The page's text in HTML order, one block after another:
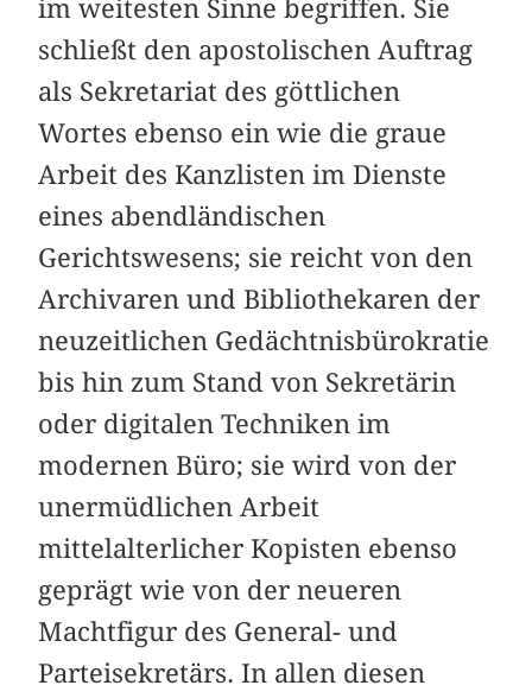
im weitesten Sinne begriffen. Sie
schließt den apostolischen Auftrag
als Sekretariat des göttlichen
Wortes ebenso ein wie die graue
Arbeit des Kanzlisten im Dienste
eines abendländischen
Gerichtswesens; sie reicht von den
Archivaren und Bibliothekaren der
neuzeitlichen Gedächtnisbürokratie
bis hin zum Stand von Sekretärin
oder digitalen Techniken im
modernen Büro; sie wird von der
unermüdlichen Arbeit
mittelalterlicher Kopisten ebenso
geprägt wie von der neueren
Machtfigur des General- und
Parteisekretärs. In allen diesen